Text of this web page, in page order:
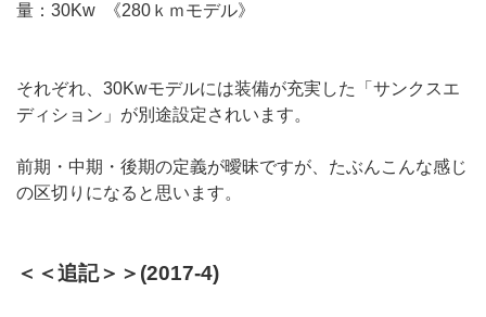
量：30Kw 《280ｋｍモデル》
それぞれ、30Kwモデルには装備が充実した「サンクスエ
ディション」が別途設定されいます。
前期・中期・後期の定義が曖昧ですが、たぶんこんな感じ
の区切りになると思います。
＜＜追記＞＞(2017-4)